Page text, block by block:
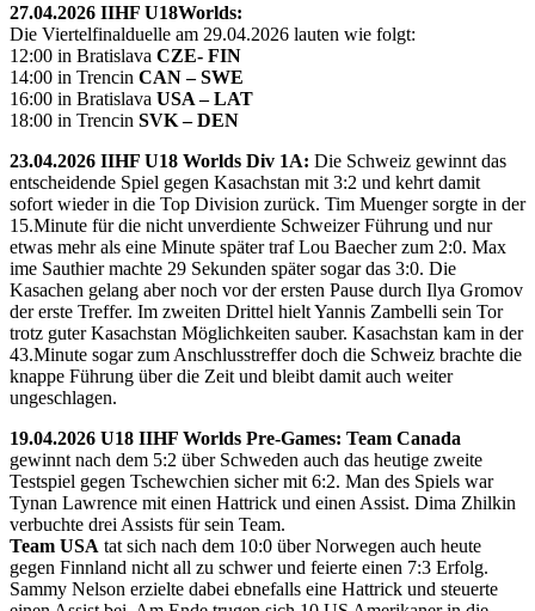
27.04.2026 IIHF U18Worlds:
Die Viertelfinalduelle am 29.04.2026 lauten wie folgt:
12:00 in Bratislava CZE- FIN
14:00 in Trencin CAN – SWE
16:00 in Bratislava USA – LAT
18:00 in Trencin SVK – DEN
23.04.2026 IIHF U18 Worlds Div 1A: Die Schweiz gewinnt das
entscheidende Spiel gegen Kasachstan mit 3:2 und kehrt damit
sofort wieder in die Top Division zurück. Tim Muenger sorgte in der
15.Minute für die nicht unverdiente Schweizer Führung und nur
etwas mehr als eine Minute später traf Lou Baecher zum 2:0. Max
ime Sauthier machte 29 Sekunden später sogar das 3:0. Die
Kasachen gelang aber noch vor der ersten Pause durch Ilya Gromov
der erste Treffer. Im zweiten Drittel hielt Yannis Zambelli sein Tor
trotz guter Kasachstan Möglichkeiten sauber. Kasachstan kam in der
43.Minute sogar zum Anschlusstreffer doch die Schweiz brachte die
knappe Führung über die Zeit und bleibt damit auch weiter
ungeschlagen.
19.04.2026 U18 IIHF Worlds Pre-Games: Team Canada
gewinnt nach dem 5:2 über Schweden auch das heutige zweite
Testspiel gegen Tschewchien sicher mit 6:2. Man des Spiels war
Tynan Lawrence mit einen Hattrick und einen Assist. Dima Zhilkin
verbuchte drei Assists für sein Team.
Team USA tat sich nach dem 10:0 über Norwegen auch heute
gegen Finnland nicht all zu schwer und feierte einen 7:3 Erfolg.
Sammy Nelson erzielte dabei ebnefalls eine Hattrick und steuerte